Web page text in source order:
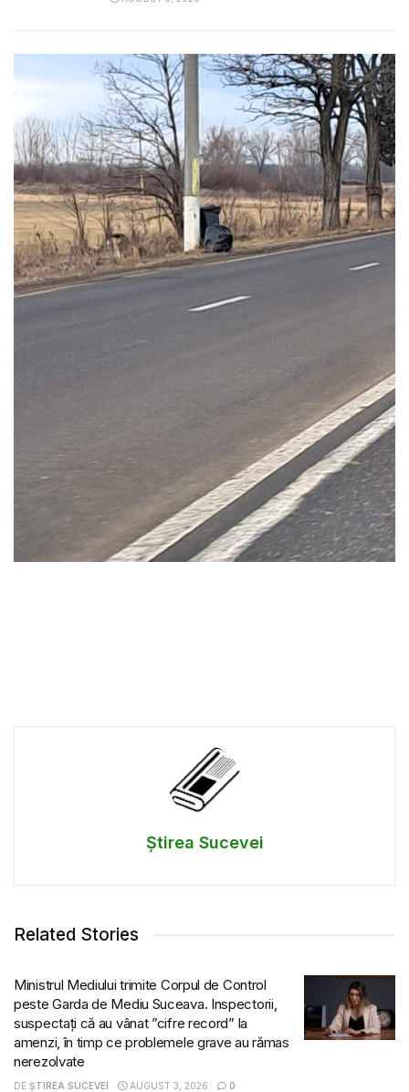
Știrea Sucevei
Related Stories
Ministrul Mediului trimite Corpul de Control
peste Garda de Mediu Suceava. Inspectorii,
suspectați că au vânat ”cifre record” la
amenzi, în timp ce problemele grave au rămas
nerezolvate
DE ȘTIREA SUCEVEI AUGUST 3, 2026 0